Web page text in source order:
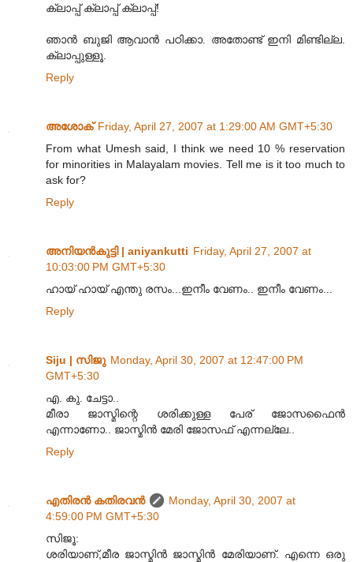
ക്ലാപ്പ് ക്ലാപ്പ് ക്ലാപ്പ്!
ഞാന്‍ ബുജി ആവാന്‍ പഠിക്കാ. അതോണ്ട് ഇനി മിണ്ടില്ല.
ക്ലാപ്പുള്ളൂ.
Reply
അശോക് Friday, April 27, 2007 at 1:29:00 AM GMT+5:30
From what Umesh said, I think we need 10 % reservation
for minorities in Malayalam movies. Tell me is it too much to
ask for?
Reply
അനിയന്‍കുട്ടി | aniyankutti Friday, April 27, 2007 at
10:03:00 PM GMT+5:30
ഹായ് ഹായ് എന്തു രസം...ഇനീം വേണം.. ഇനീം വേണം...
Reply
Siju | സിജു Monday, April 30, 2007 at 12:47:00 PM
GMT+5:30
എ. കു. ചേട്ടാ..
മീരാ ജാസ്മിന്റെ ശരിക്കുള്ള പേര് ജോസഫൈന്‍
എന്നാണോ.. ജാസ്മിന്‍ മേരി ജോസഫ് എന്നല്ലേ..
Reply
എതിരന്‍ കതിരവന്‍
Monday, April 30, 2007 at
4:59:00 PM GMT+5:30
സിജൂ:
ശരിയാണ്,മീര ജാസ്മിന്‍ ജാസ്മിന്‍ മേരിയാണ്. എന്നെ ഒരു